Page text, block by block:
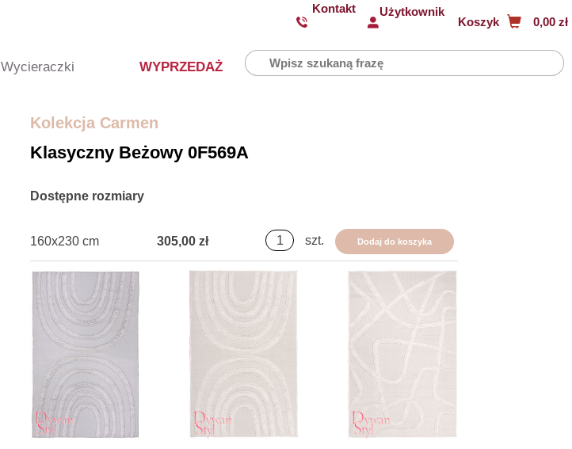
Kontakt Użytkownik
Koszyk 0,00 zł
Wycieraczki WYPRZEDAŻ
Kolekcja Carmen
Klasyczny Beżowy 0F569A
Dostępne rozmiary
160x230 cm 305,00 zł szt. Dodaj do koszyka